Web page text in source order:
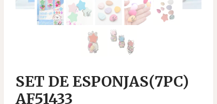
SET DE ESPONJAS(7PC)
AF51433